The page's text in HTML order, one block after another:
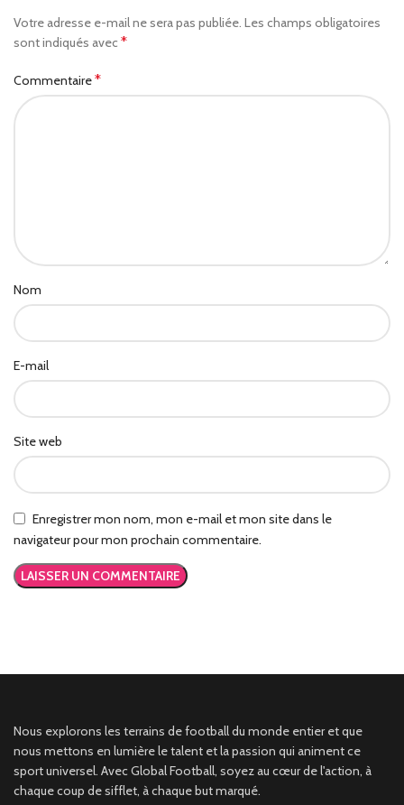
Votre adresse e-mail ne sera pas publiée. Les champs obligatoires
sont indiqués avec *
Commentaire*
Nom
E-mail
Site web
Enregistrer mon nom, mon e-mail et mon site dans le
navigateur pour mon prochain commentaire.
Nous explorons les terrains de football du monde entier et que
nous mettons en lumière le talent et la passion qui animent ce
sport universel. Avec Global Football, soyez au cœur de l'action, à
chaque coup de sifflet, à chaque but marqué.